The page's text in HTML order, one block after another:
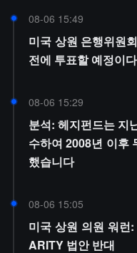
08-06 15:49
미국 상원 은행위원
전에 투표할 예정이다
08-06 15:29
분석: 헤지펀드는 지
수하여 2008년 이후
했습니다
08-06 15:05
미국 상원 의원 워런
ARITY 법안 반대